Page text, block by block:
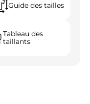
Guide des tailles
Tableau des
taillants